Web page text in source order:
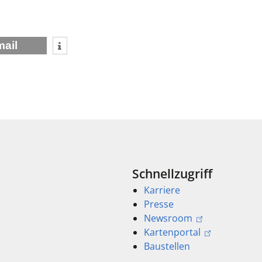
Schnellzugriff
Karriere
Presse
Newsroom
Kartenportal
Baustellen